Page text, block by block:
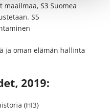
S3 Suomea
S5
ja oman elämän hallinta
2019:
(HI3)